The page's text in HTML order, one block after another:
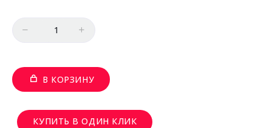
В КОРЗИНУ
КУПИТЬ В ОДИН КЛИК